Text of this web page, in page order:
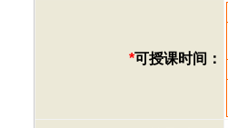
*可授课时间：